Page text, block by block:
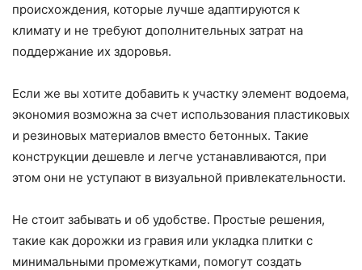
происхождения, которые лучше адаптируются к
климату и не требуют дополнительных затрат на
поддержание их здоровья.
Если же вы хотите добавить к участку элемент водоема,
экономия возможна за счет использования пластиковых
и резиновых материалов вместо бетонных. Такие
конструкции дешевле и легче устанавливаются, при
этом они не уступают в визуальной привлекательности.
Не стоит забывать и об удобстве. Простые решения,
такие как дорожки из гравия или укладка плитки с
минимальными промежутками, помогут создать